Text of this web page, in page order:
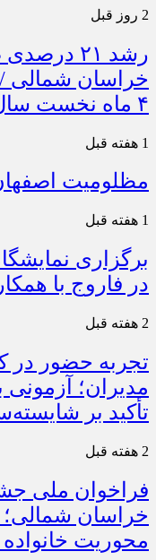
2 روز قبل
رشد ۲۱
۴ ماه نخست سال
1 هفته قبل
مظلومیت
1 هفته قبل
برگزاری
در فاروج با
2 هفته قبل
تجربه حضور در
مدیران؛
تأکید بر
2 هفته قبل
فراخوان ملی
خراسان شمالی؛
محوریت